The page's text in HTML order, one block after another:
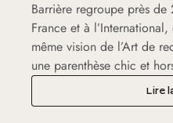
Barrière regroupe près
France et à
même vision de l’Art de
une parenthèse chic et
Lire